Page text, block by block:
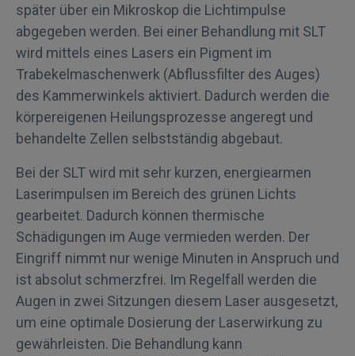
später über ein Mikroskop die Lichtimpulse
abgegeben werden. Bei einer Behandlung mit SLT
wird mittels eines Lasers ein Pigment im
Trabekelmaschenwerk (Abflussfilter des Auges)
des Kammerwinkels aktiviert. Dadurch werden die
körpereigenen Heilungsprozesse angeregt und
behandelte Zellen selbstständig abgebaut.
Bei der SLT wird mit sehr kurzen, energiearmen
Laserimpulsen im Bereich des grünen Lichts
gearbeitet. Dadurch können thermische
Schädigungen im Auge vermieden werden. Der
Eingriff nimmt nur wenige Minuten in Anspruch und
ist absolut schmerzfrei. Im Regelfall werden die
Augen in zwei Sitzungen diesem Laser ausgesetzt,
um eine optimale Dosierung der Laserwirkung zu
gewährleisten. Die Behandlung kann